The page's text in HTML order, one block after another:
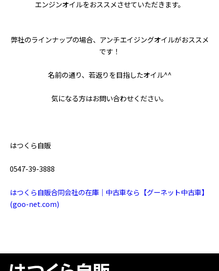
エンジンオイルをおススメさせていただきます。
弊社のラインナップの場合、アンチエイジングオイルがおススメ
です！
名前の通り、若返りを目指したオイル^^
気になる方はお問い合わせください。
はつくら自販
0547-39-3888
はつくら自販合同会社の在庫｜中古車なら【グーネット中古車】
(goo-net.com)